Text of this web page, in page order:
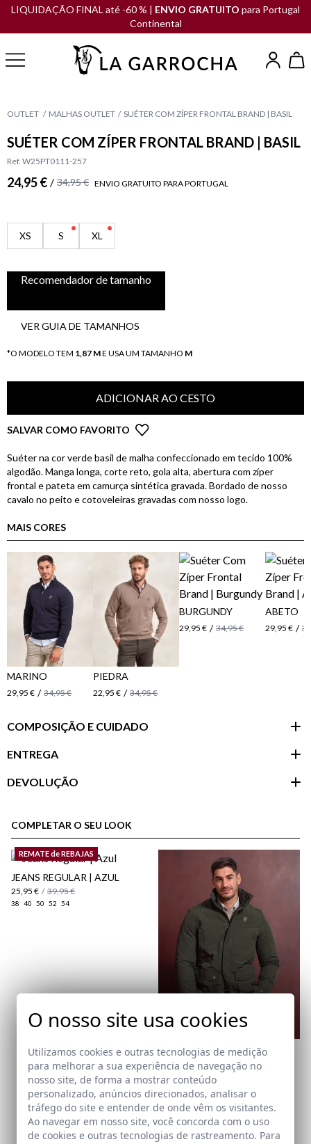
LIQUIDAÇÃO FINAL até -60 % | ENVIO GRATUITO para Portugal
Continental
OUTLET MALHAS OUTLET SUÉTER COM ZÍPER FRONTAL BRAND | BASIL
SUÉTER COM ZÍPER FRONTAL BRAND | BASIL
Ref. W25PT0111-257
24,95 € / 34,95 € ENVIO GRATUITO PARA PORTUGAL
XS S XL
Recomendador de tamanho
VER GUIA DE TAMANHOS
*O MODELO TEM 1,87 ME USA UM TAMANHO M
ADICIONAR AO CESTO
SALVAR COMO FAVORITO
Suéter na cor verde basil de malha confeccionado em tecido 100%
algodão. Manga longa, corte reto, gola alta, abertura com zíper
frontal e pateta em camurça sintética gravada. Bordado de nosso
cavalo no peito e cotoveleiras gravadas com nosso logo.
MAIS CORES
MARINO
29,95 € / 34,95 €
PIEDRA
22,95 € / 34,95 €
BURGUNDY
29,95 € / 34,95 €
ABETO
29,95 € /
COMPOSIÇÃO E CUIDADO
ENTREGA
de Envio
DEVOLUÇÃO
cliente
COMPLETAR O SEU LOOK
REMATE de REBAJAS
JEANS REGULAR | AZUL
25,95 € / 39,95 €
38 40 50 52 54
PARKA PREMIUM | MUSGO
69,95 € / 79,95 €
XL 2XL 3XL
Assine a nossa Newsletter
O nosso site usa cookies
Utilizamos cookies e outras tecnologias de medição
para melhorar a sua experiência de navegação no
nosso site, de forma a mostrar conteúdo
personalizado, anúncios direcionados, analisar o
tráfego do site e entender de onde vêm os visitantes.
Ao navegar em nosso site, você concorda com o uso
de cookies e outras tecnologias de rastreamento. Para